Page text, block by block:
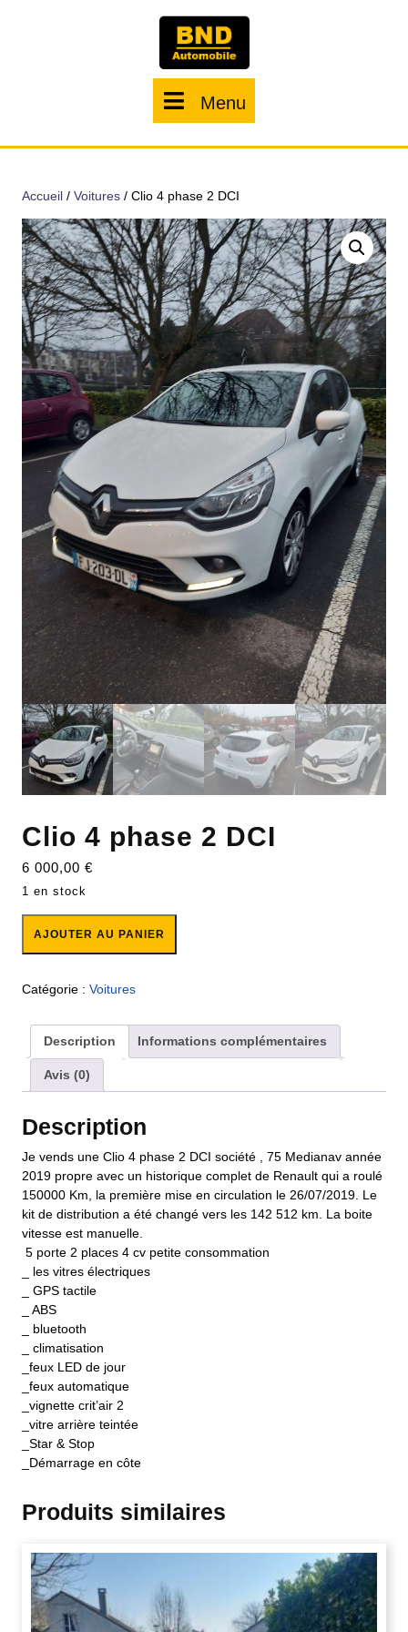
Menu
Accueil / Voitures / Clio 4 phase 2 DCI
Clio 4 phase 2 DCI
6 000,00 €
1 en stock
AJOUTER AU PANIER
Catégorie : Voitures
Description Informations complémentaires
Avis (0)
Description
Je vends une Clio 4 phase 2 DCI société , 75 Medianav année
2019 propre avec un historique complet de Renault qui a roulé
150000 Km, la première mise en circulation le 26/07/2019. Le
kit de distribution a été changé vers les 142 512 km. La boite
vitesse est manuelle.
5 porte 2 places 4 cv petite consommation
_ les vitres électriques
_ GPS tactile
_ ABS
_ bluetooth
_ climatisation
_feux LED de jour
_feux automatique
_vignette crit’air 2
_vitre arrière teintée
_Star & Stop
_Démarrage en côte
Produits similaires